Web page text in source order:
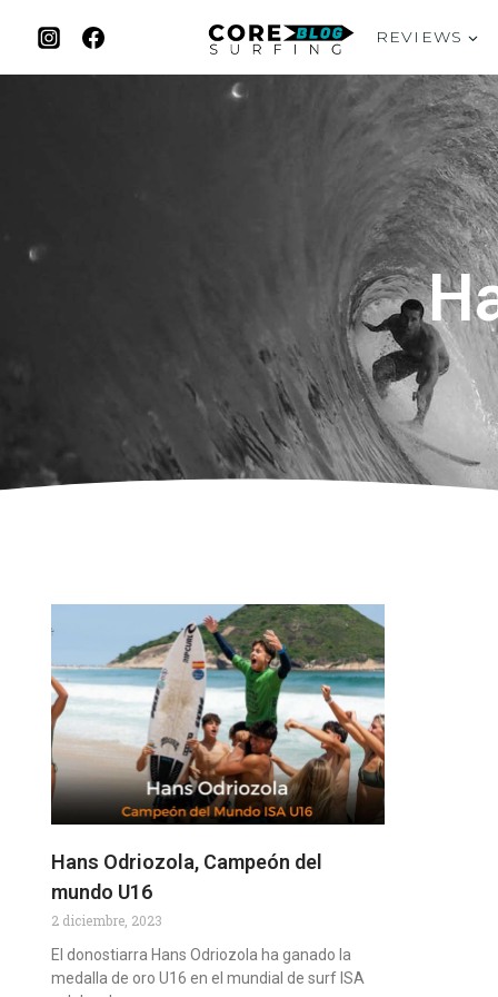
REVIEWS
Hans Odriozola, Campeón del
mundo U16
2 diciembre, 2023
El donostiarra Hans Odriozola ha ganado la
medalla de oro U16 en el mundial de surf ISA